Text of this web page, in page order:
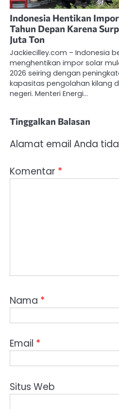
Indonesia Hentikan
Tahun Depan Karena
Juta Ton
Jackiecilley.com – Indonesia
menghentikan impor solar
2026 seiring dengan
kapasitas pengolahan kilang
negeri. Menteri Energi…
Tinggalkan Balasan
Alamat email Anda
Komentar *
Nama *
Email *
Situs Web